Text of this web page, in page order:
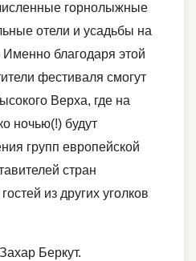
горнолыжные
отели и усадьбы на
благодаря этой
фестиваля смогут
Верха, где на
ночью(!) будут
групп европейской
стран
из других уголков
Беркут.